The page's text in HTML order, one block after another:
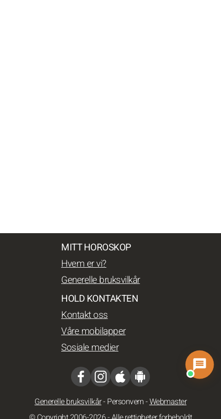
MITT HOROSKOP
Hvem er vi?
Generelle bruksvilkår
HOLD KONTAKTEN
Kontakt oss
Våre mobilapper
Sosiale medier
Generelle bruksvilkår- Personvern-Webmaster